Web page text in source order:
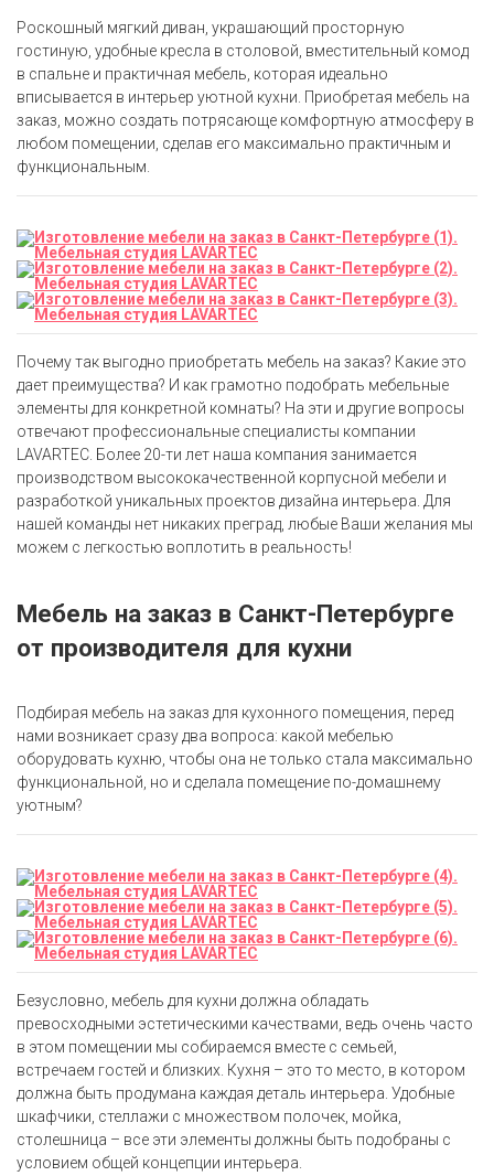
Роскошный мягкий диван, украшающий просторную
гостиную, удобные кресла в столовой, вместительный комод
в спальне и практичная мебель, которая идеально
вписывается в интерьер уютной кухни. Приобретая мебель на
заказ, можно создать потрясающе комфортную атмосферу в
любом помещении, сделав его максимально практичным и
функциональным.
Почему так выгодно приобретать мебель на заказ? Какие это
дает преимущества? И как грамотно подобрать мебельные
элементы для конкретной комнаты? На эти и другие вопросы
отвечают профессиональные специалисты компании
LAVARTEC. Более 20-ти лет наша компания занимается
производством высококачественной корпусной мебели и
разработкой уникальных проектов дизайна интерьера. Для
нашей команды нет никаких преград, любые Ваши желания мы
можем с легкостью воплотить в реальность!
Мебель на заказ в Санкт-Петербурге
от производителя для кухни
Подбирая мебель на заказ для кухонного помещения, перед
нами возникает сразу два вопроса: какой мебелью
оборудовать кухню, чтобы она не только стала максимально
функциональной, но и сделала помещение по-домашнему
уютным?
Безусловно, мебель для кухни должна обладать
превосходными эстетическими качествами, ведь очень часто
в этом помещении мы собираемся вместе с семьей,
встречаем гостей и близких. Кухня – это то место, в котором
должна быть продумана каждая деталь интерьера. Удобные
шкафчики, стеллажи с множеством полочек, мойка,
столешница – все эти элементы должны быть подобраны с
условием общей концепции интерьера.